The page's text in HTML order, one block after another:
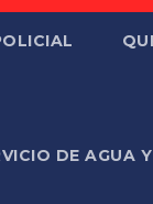
DE AGUA